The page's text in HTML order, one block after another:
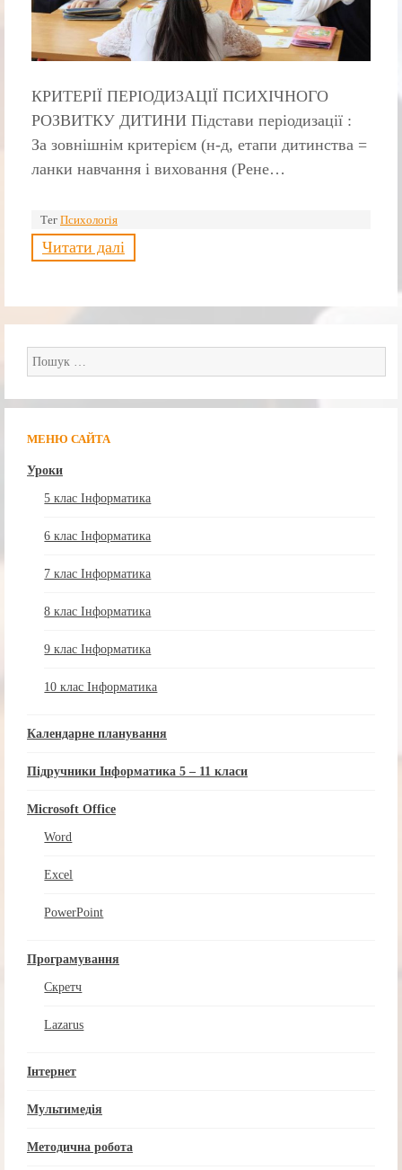
КРИТЕРІЇ ПЕРІОДИЗАЦІЇ ПСИХІЧНОГО
РОЗВИТКУ ДИТИНИ Підстави періодизації :
За зовнішнім критерієм (н-д, етапи дитинства =
ланки навчання і виховання (Рене…
Тег Психологія
Читати далі
Пошук:
МЕНЮ САЙТА
Уроки
5 клас Інформатика
6 клас Інформатика
7 клас Інформатика
8 клас Інформатика
9 клас Інформатика
10 клас Інформатика
Календарне планування
Підручники Інформатика 5 – 11 класи
Microsoft Office
Word
Excel
PowerPoint
Програмування
Скретч
Lazarus
Інтернет
Мультимедія
Методична робота